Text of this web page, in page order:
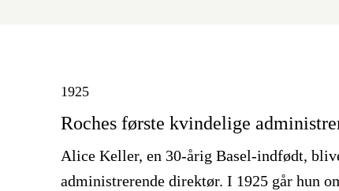
1925
Roches første kvindelige
Alice Keller, en 30-årig Basel-indfødt,
administrerende direktør. I 1925 går hun